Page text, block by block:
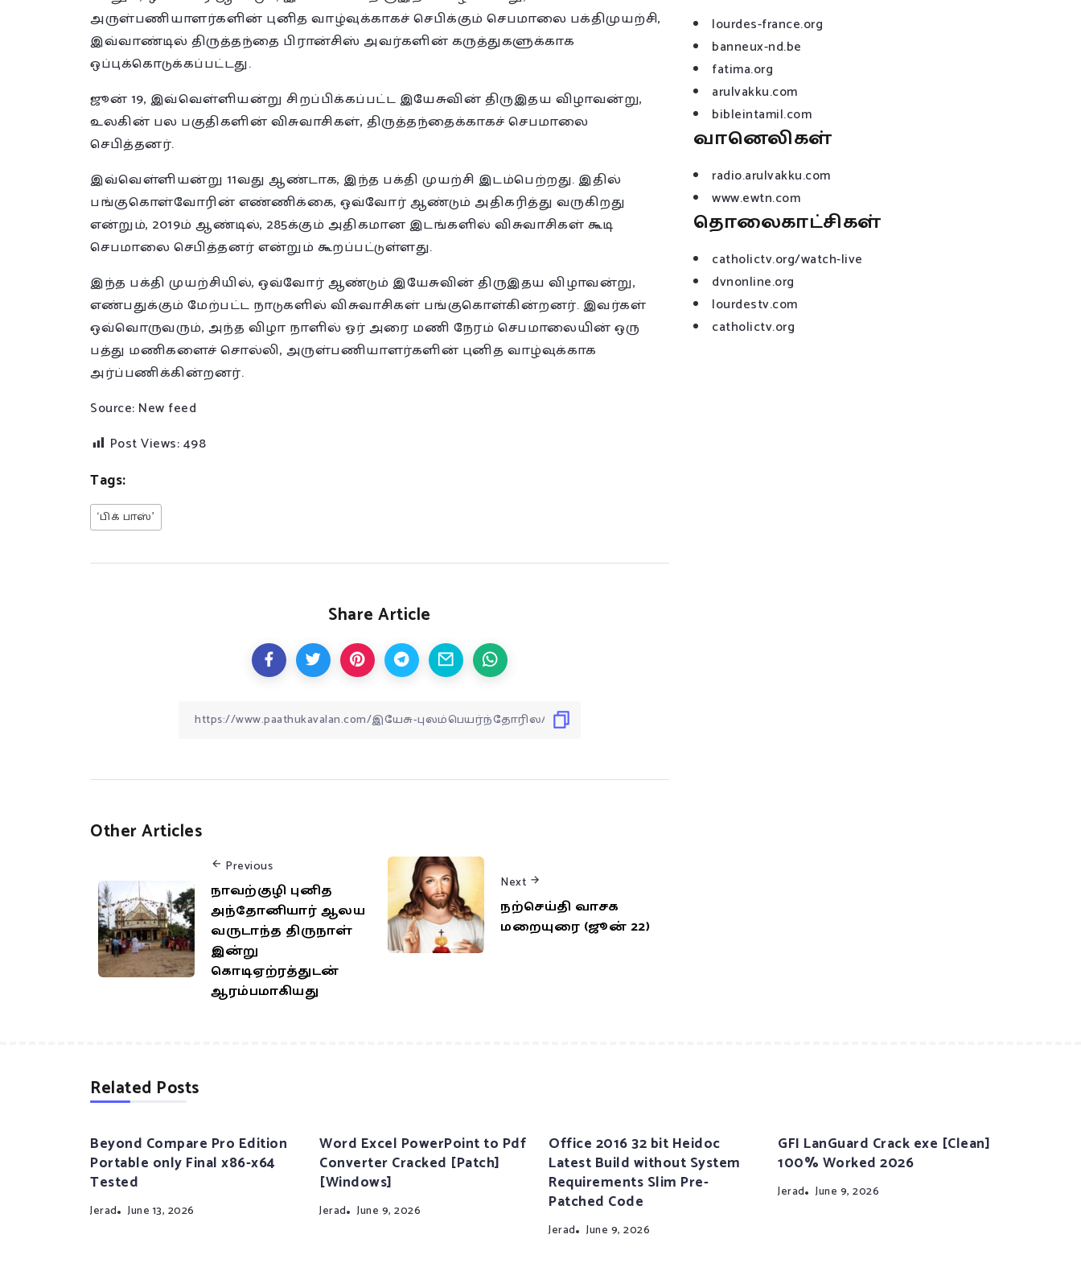
அருள்பணியாளர்களின் புனித வாழ்வுக்காகச் செபிக்கும் செபமாலை பக்திமுயற்சி,
இவ்வாண்டில் திருத்தந்தை பிரான்சிஸ் அவர்களின் கருத்துகளுக்காக
ஒப்புக்கொடுக்கப்பட்டது.
ஜூன் 19, இவ்வெள்ளியன்று சிறப்பிக்கப்பட்ட இயேசுவின் திருஇதய விழாவன்று,
உலகின் பல பகுதிகளின் விசுவாசிகள், திருத்தந்தைக்காகச் செபமாலை
செபித்தனர்.
இவ்வெள்ளியன்று 11வது ஆண்டாக, இந்த பக்தி முயற்சி இடம்பெற்றது. இதில்
பங்குகொள்வோரின் எண்ணிக்கை, ஒவ்வோர் ஆண்டும் அதிகரித்து வருகிறது
என்றும், 2019ம் ஆண்டில், 285க்கும் அதிகமான இடங்களில் விசுவாசிகள் கூடி
செபமாலை செபித்தனர் என்றும் கூறப்பட்டுள்ளது.
இந்த பக்தி முயற்சியில், ஒவ்வோர் ஆண்டும் இயேசுவின் திருஇதய விழாவன்று,
எண்பதுக்கும் மேற்பட்ட நாடுகளில் விசுவாசிகள் பங்குகொள்கின்றனர். இவர்கள்
ஒவ்வொருவரும், அந்த விழா நாளில் ஓர் அரை மணி நேரம் செபமாலையின் ஒரு
பத்து மணிகளைச் சொல்லி, அருள்பணியாளர்களின் புனித வாழ்வுக்காக
அர்ப்பணிக்கின்றனர்.
Source: New feed
Post Views:498
Tags:
‘பிக் பாஸ்’
Share Article
Other Articles
Previous
நாவற்குழி புனித
அந்தோனியார் ஆலய
வருடாந்த திருநாள்
இன்று
கொடிஏற்ரத்துடன்
ஆரம்பமாகியது
Next
நற்செய்தி வாசக
மறையுரை (ஜூன் 22)
lourdes-france.org
banneux-nd.be
fatima.org
arulvakku.com
bibleintamil.com
வானெலிகள்
radio.arulvakku.com
www.ewtn.com
தொலைகாட்சிகள்
catholictv.org/watch-live
dvnonline.org
lourdestv.com
catholictv.org
Related Posts
Beyond Compare Pro Edition
Portable only Final x86-x64
Tested
Jerad June 13, 2026
Word Excel PowerPoint to Pdf
Converter Cracked [Patch]
[Windows]
Jerad June 9, 2026
Office 2016 32 bit Heidoc
Latest Build without System
Requirements Slim Pre-
Patched Code
Jerad June 9, 2026
GFI LanGuard Crack exe [Clean]
100% Worked 2026
Jerad June 9, 2026